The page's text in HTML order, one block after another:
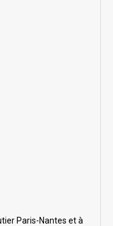
Paris-Nantes et à